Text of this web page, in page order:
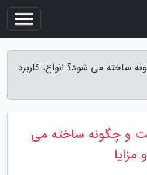
ساخته می شود؟ انواع، کاربرد
و چگونه ساخته می
مزایا